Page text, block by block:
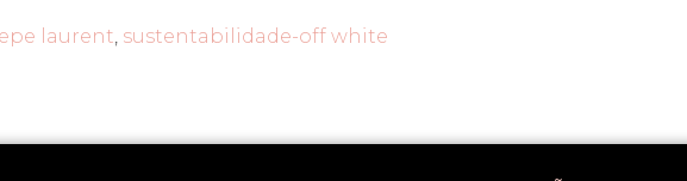
laurent, sustentabilidade-off white